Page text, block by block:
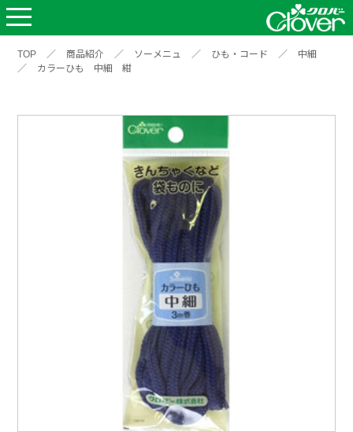
TOP ／ 商品紹介 ／ ソーメニュ ／ ひも・コード ／
中細
／
カラーひも 中細 紺